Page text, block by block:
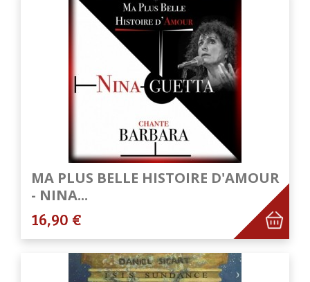
MA PLUS BELLE HISTOIRE D'AMOUR
- NINA...
16,90 €